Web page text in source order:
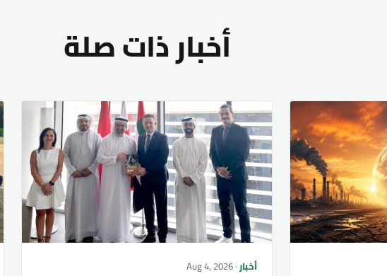
أخبار ذات صلة
أخبار· Aug 4, 2026